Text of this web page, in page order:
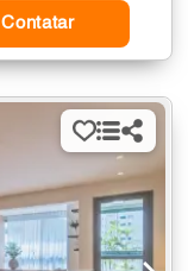
Contatar